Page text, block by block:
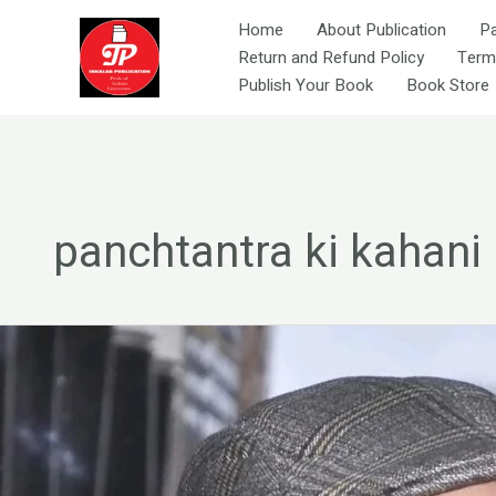
Home About Publication
Return and Refund Policy
Publish Your Book
Book Store
panchtantra ki kahani
मशहूर
कहानी-